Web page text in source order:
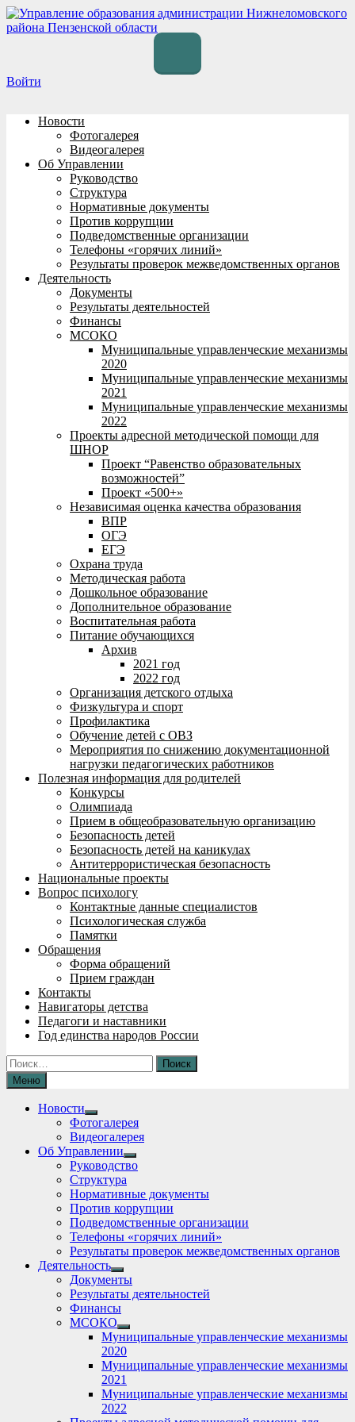
Перейти
к
Войти
Новости
Фотогалерея
Видеогалерея
Об Управлении
Руководство
Структура
Нормативные документы
Против коррупции
Подведомственные организации
Телефоны «горячих линий»
Результаты проверок межведомственных органов
Деятельность
Документы
Результаты деятельностей
Финансы
МСОКО
Муниципальные управленческие механизмы
2020
Муниципальные управленческие механизмы
2021
Муниципальные управленческие механизмы
2022
Проекты адресной методической помощи для
ШНОР
Проект “Равенство образовательных
возможностей”
Проект «500+»
Независимая оценка качества образования
ВПР
ОГЭ
ЕГЭ
Охрана труда
Методическая работа
Дошкольное образование
Дополнительное образование
Воспитательная работа
Питание обучающихся
Архив
2021 год
2022 год
Организация детского отдыха
Физкультура и спорт
Профилактика
Обучение детей с ОВЗ
Мероприятия по снижению документационной
нагрузки педагогических работников
Полезная информация для родителей
Конкурсы
Олимпиада
Прием в общеобразовательную организацию
Безопасность детей
Безопасность детей на каникулах
Антитеррористическая безопасность
Национальные проекты
Вопрос психологу
Контактные данные специалистов
Психологическая служба
Памятки
Обращения
Форма обращений
Прием граждан
Контакты
Навигаторы детства
Педагоги и наставники
Год единства народов России
Найти:
Меню
Новости
Show
sub
menu
Фотогалерея
Видеогалерея
Об Управлении
Show
sub
Руководство
Структура
Нормативные документы
Против коррупции
Подведомственные организации
Телефоны «горячих линий»
Результаты проверок межведомственных органов
Деятельность
Show
sub
menu
Документы
Результаты деятельностей
Финансы
МСОКО
Show
sub
menu
Муниципальные управленческие механизмы
2020
Муниципальные управленческие механизмы
2021
Муниципальные управленческие механизмы
2022